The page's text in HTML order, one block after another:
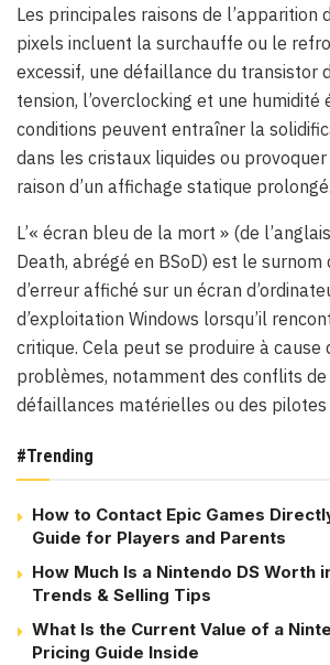
Les principales raisons de l’apparition
pixels incluent la surchauffe ou le
excessif, une défaillance du transistor
tension, l’overclocking et une humidité
conditions peuvent entraîner la
dans les cristaux liquides ou
raison d’un affichage statique prolongé.
L’« écran bleu de la mort » (de
Death, abrégé en BSoD) est le surnom
d’erreur affiché sur un écran
d’exploitation Windows lorsqu’il
critique. Cela peut se produire à cause
problèmes, notamment des conflits de
défaillances matérielles ou des pilotes
#Trending
How to Contact Epic Games
Guide for Players and Parents
How Much Is a Nintendo DS Worth
Trends & Selling Tips
What Is the Current Value of a
Pricing Guide Inside